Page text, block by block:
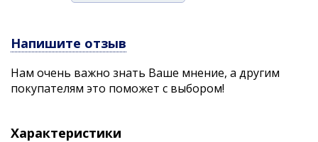
вес (гр.): 2,5
Напишите отзыв
Нам очень важно знать Ваше мнение, а другим
покупателям это поможет с выбором!
Характеристики